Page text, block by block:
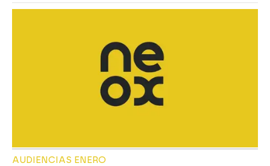
AUDIENCIAS ENERO